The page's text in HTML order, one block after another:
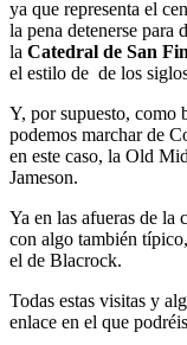
ya que representa el
la pena detenerse para
la Catedral de San
el estilo de de los
Y, por supuesto, como
podemos marchar de
en este caso, la Old
Jameson.
Ya en las afueras de la
con algo también
el de Blacrock.
Todas estas visitas y
enlace en el que